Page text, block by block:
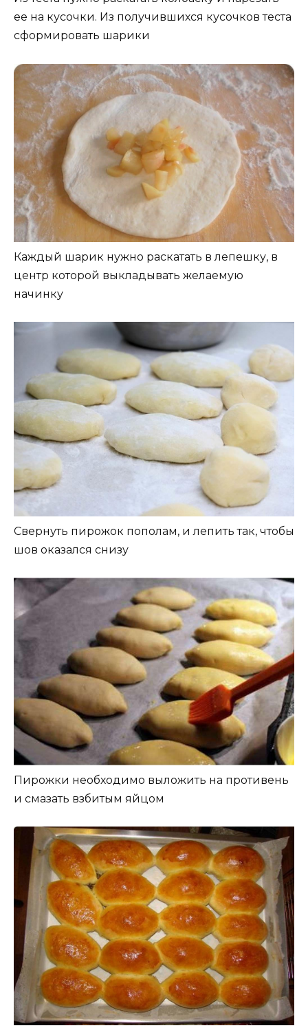
ее на кусочки. Из получившихся кусочков теста
сформировать шарики
Каждый шарик нужно раскатать в лепешку, в
центр которой выкладывать желаемую
начинку
Свернуть пирожок пополам, и лепить так, чтобы
шов оказался снизу
Пирожки необходимо выложить на противень
и смазать взбитым яйцом